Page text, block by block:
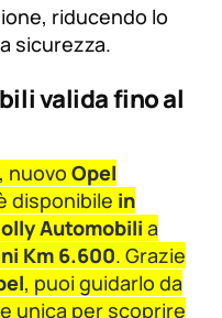
riducendo lo
sicurezza.
valida fino al
nuovo Opel
disponibile in
Automobili a
Km 6.600. Grazie
, puoi guidarlo da
unica per scoprire